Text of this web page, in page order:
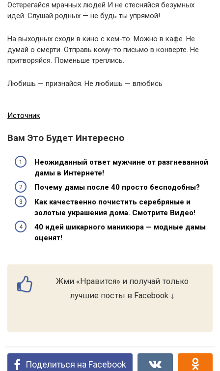
Остерегайся мрачных людей И не стесняйся безумных
идей. Слушай родных — не будь ты упрямой!
На выходных сходи в кино с кем-то. Можно в кафе. Не
думай о смерти. Отправь кому-то письмо в конверте. Не
притворяйся. Поменьше треплись.
Любишь — признайся. Не любишь — влюбись
Источник
Вам Это Будет Интересно
Неожиданный ответ мужчине от разгневанной
дамы в Интернете!
Почему дамы после 40 просто бесподобны?
Как качественно почистить серебряные и
золотые украшения дома. Смотрите Видео!
40 идей шикарного маникюра — модные дамы
оценят!
Жми «Нравится» и получай только
лучшие посты в Facebook ↓
Поделиться на Facebook